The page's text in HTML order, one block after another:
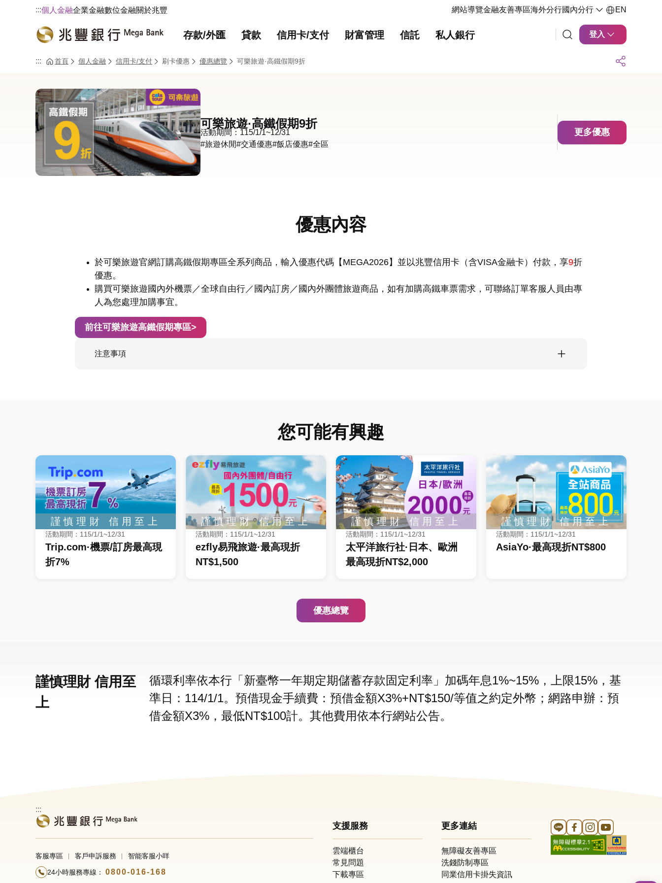
:::個人金融企業金融數位金融關於兆豐 網站導覽金融友善專區海外分行國內分行 EN
存款/外匯 貸款 信用卡/支付 財富管理 信託 私人銀行 登入
::: 首頁 個人金融 信用卡/支付 刷卡優惠 優惠總覽 可樂旅遊·高鐵假期9折
可樂旅遊·高鐵假期9折
活動期間：115/1/1~12/31
#旅遊休閒#交通優惠#飯店優惠#全區
更多優惠
優惠內容
於可樂旅遊官網訂購高鐵假期專區全系列商品，輸入優惠代碼【MEGA2026】並以兆豐信用卡（含VISA金融卡）付款，享9折
優惠。
購買可樂旅遊國內外機票／全球自由行／國內訂房／國內外團體旅遊商品，如有加購高鐵車票需求，可聯絡訂單客服人員由專
人為您處理加購事宜。
前往可樂旅遊高鐵假期專區>
注意事項
您可能有興趣
活動期間：115/1/1~12/31
Trip.com·機票/訂房最高現
折7%
活動期間：115/1/1~12/31
ezfly易飛旅遊·最高現折
NT$1,500
活動期間：115/1/1~12/31
太平洋旅行社·日本、歐洲
最高現折NT$2,000
活動期間：115/1/1~12/31
AsiaYo·最高現折NT$800
優惠總覽
謹慎理財 信用至
上
循環利率依本行「新臺幣一年期定期儲蓄存款固定利率」加碼年息1%~15%，上限15%，基
準日：114/1/1。預借現金手續費：預借金額X3%+NT$150/等值之約定外幣；網路申辦：預
借金額X3%，最低NT$100計。其他費用依本行網站公告。
:::
客服專區 客戶申訴服務 智能客服小咩
24小時服務專線： 0800-016-168
支援服務
雲端櫃台
常見問題
下載專區
更多連結
無障礙友善專區
洗錢防制專區
同業信用卡掛失資訊
Line 官方帳號
FB 官方帳號
Instagram 官方帳號
YouTube 官方帳號